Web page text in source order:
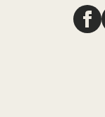
Lettre d’Alfred
Visconti,